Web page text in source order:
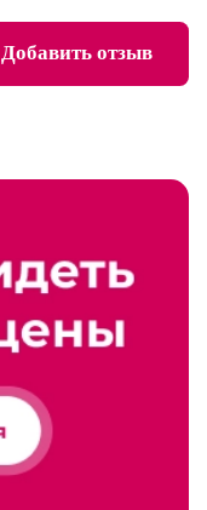
Добавить отзыв